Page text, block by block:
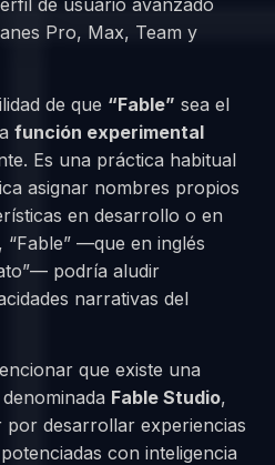
de usuario avanzado
Pro, Max, Team y
de que “Fable” sea el
función experimental
Es una práctica habitual
asignar nombres propios
en desarrollo o en
“Fable” —que en inglés
podría aludir
narrativas del
que existe una
Fable Studio,
desarrollar experiencias
con inteligencia